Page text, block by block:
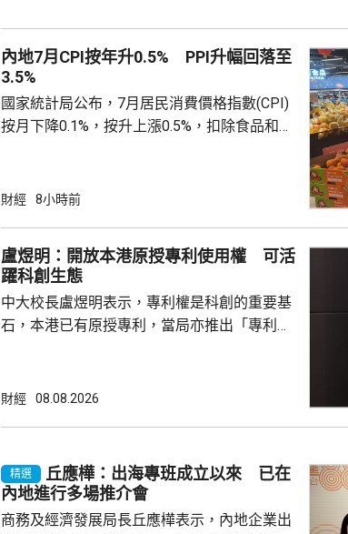
控持股約73.9%。按此計算，收購剩餘股權所
需對價約為75億港元...
內地7月CPI按年升0.5% PPI升幅回落至
3.5%
國家統計局公布，7月居民消費價格指數(CPI)
按月下降0.1%，按升上漲0.5%，扣除食品和能
下降0.7%，按年上漲3.5%，漲幅比上月回落
動，令國內汽油價格下降10.7%；而PPI則受
到輸入性因素和季節性因素影響，國內相關...
財經 8小時前
盧煜明：開放本港原授專利使用權 可活
躍科創生態
中大校長盧煜明表示，專利權是科創的重要基
石，本港已有原授專利，當局亦推出「專利
使用，相信會有更多人來港申請專利，活躍本
產出獨角獸企業，必須依賴其他市場，例如大
灣區，及解決專利權方面弱點。盧煜明表示，
中大亦將把握北都帶來的機遇，已向政府提...
財經 08.08.2026
精選
丘應樺：出海專班成立以來 已在
內地進行多場推介會
商務及經濟發展局長丘應樺表示，內地企業出